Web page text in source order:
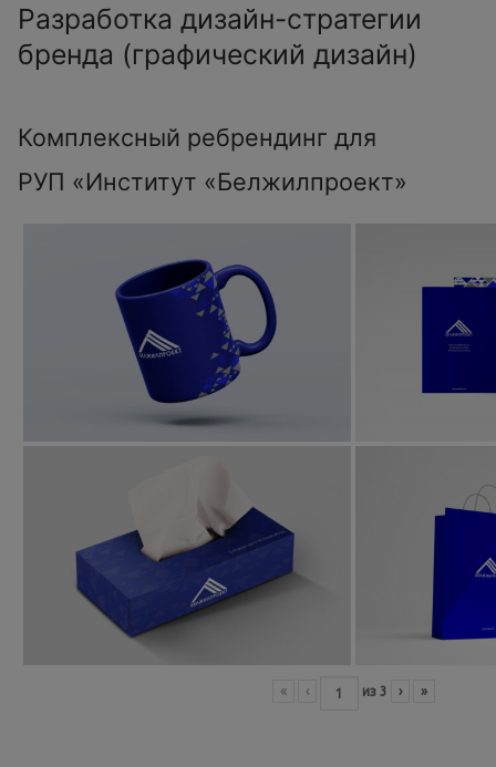
Разработка дизайн-стратегии
бренда (графический дизайн)
Комплексный ребрендинг для
РУП «Институт «Белжилпроект»
« ‹ из 3 › »